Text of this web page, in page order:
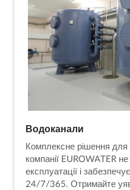
Водоканали
Комплексне рішення
компанії EUROWATER не
експлуатації і
24/7/365. Отримайте